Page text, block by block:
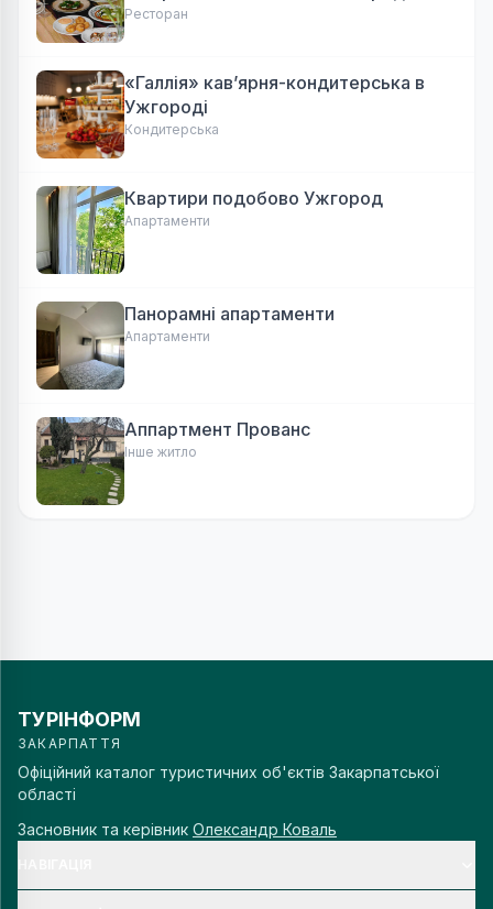
Авторська локальна кухня, затишок
Ресторан
«Галлія» кав’ярня-кондитерська в
Ужгороді
Кондитерська
Квартири подобово Ужгород
Апартаменти
Панорамні апартаменти
Апартаменти
Аппартмент Прованс
Інше житло
ТУРІНФОРМ
ЗАКАРПАТТЯ
Офіційний каталог туристичних об'єктів Закарпатської
області
Засновник та керівник Олександр Коваль